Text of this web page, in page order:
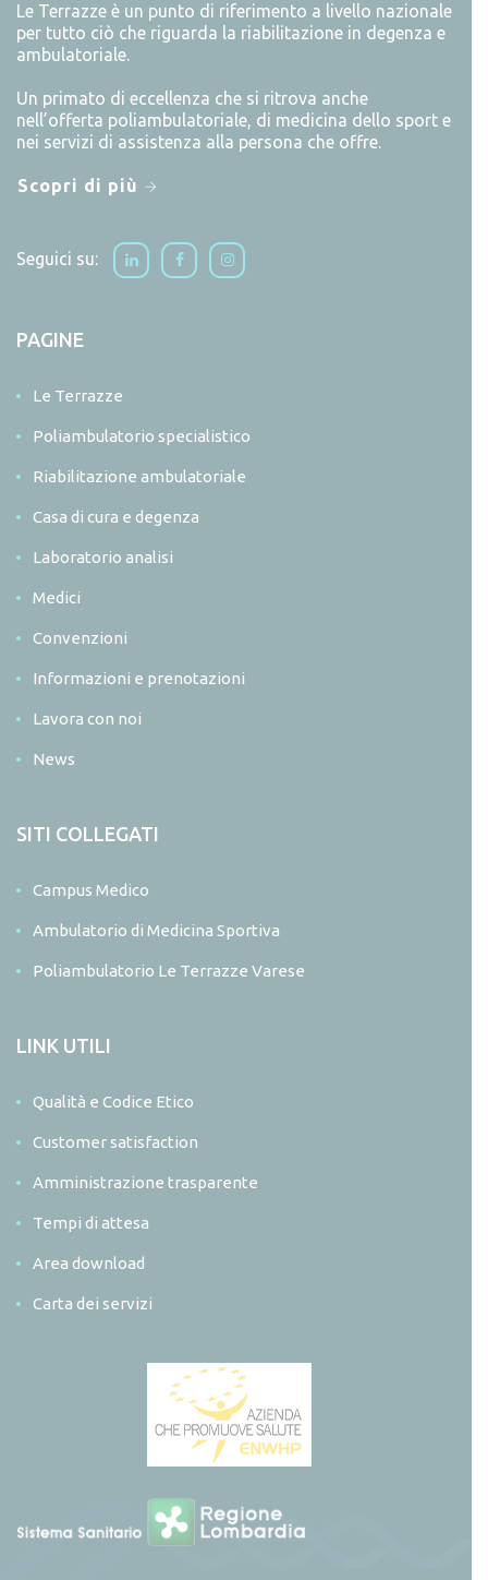
Le Terrazze è un punto di riferimento a livello nazionale
per tutto ciò che riguarda la riabilitazione in degenza e
ambulatoriale.
Un primato di eccellenza che si ritrova anche
nell’offerta poliambulatoriale, di medicina dello sport e
nei servizi di assistenza alla persona che offre.
Scopri di più
Seguici su:
PAGINE
Le Terrazze
Poliambulatorio specialistico
Riabilitazione ambulatoriale
Casa di cura e degenza
Laboratorio analisi
Medici
Convenzioni
Informazioni e prenotazioni
Lavora con noi
News
SITI COLLEGATI
Campus Medico
Ambulatorio di Medicina Sportiva
Poliambulatorio Le Terrazze Varese
LINK UTILI
Qualità e Codice Etico
Customer satisfaction
Amministrazione trasparente
Tempi di attesa
Area download
Carta dei servizi